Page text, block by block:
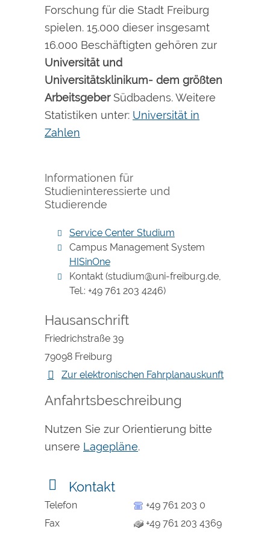
Forschung für die Stadt Freiburg
spielen. 15.000 dieser insgesamt
16.000 Beschäftigten gehören zur
Universität und
Universitätsklinikum- dem größten
Arbeitsgeber Südbadens. Weitere
Statistiken unter: Universität in
Zahlen
Informationen für
Studieninteressierte und
Studierende
Service Center Studium
Campus Management System
HISinOne
Kontakt (studium@uni-freiburg.de,
Tel.: +49 761 203 4246)
Hausanschrift
Friedrichstraße 39
79098 Freiburg
Zur elektronischen Fahrplanauskunft
Anfahrtsbeschreibung
Nutzen Sie zur Orientierung bitte
unsere Lagepläne.
Kontakt
Telefon
+49 761 203 0
Fax
+49 761 203 4369